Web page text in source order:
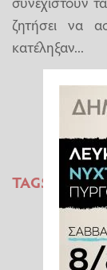
ζητήσει να
κατέληξαν...
TAGS: